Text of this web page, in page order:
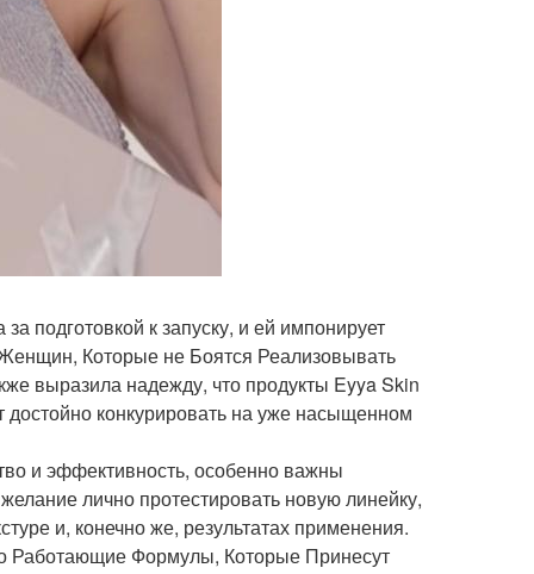
подготовкой к запуску, и ей импонирует
Которые не Боятся Реализовывать
выразила надежду, что продукты Eyya Skin
достойно конкурировать на уже насыщенном
и эффективность, особенно важны
лично протестировать новую линейку,
и, конечно же, результатах применения.
Работающие Формулы, Которые Принесут